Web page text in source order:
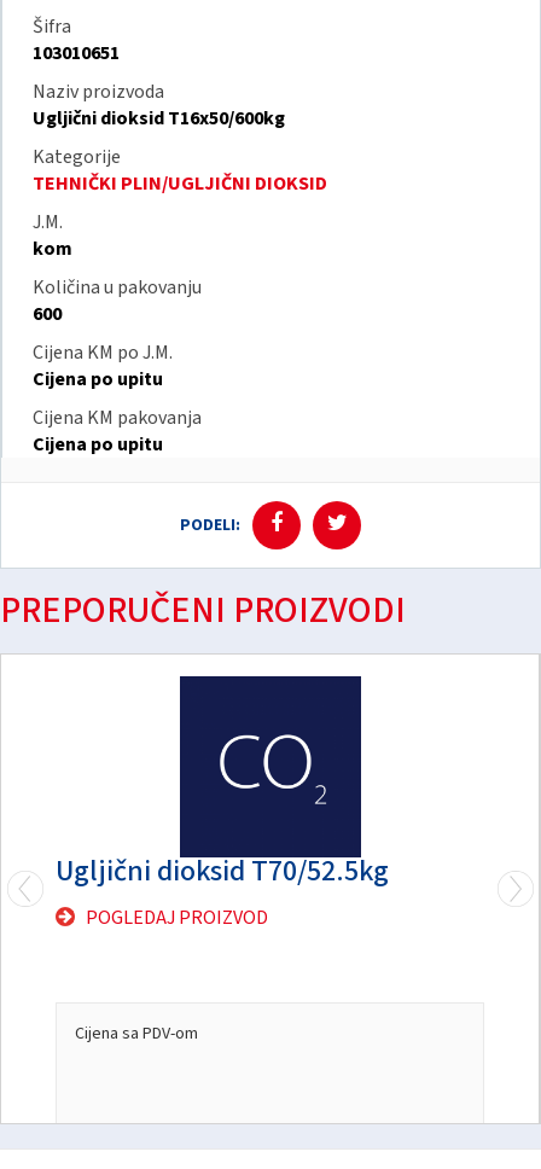
Šifra
103010651
Naziv proizvoda
Ugljični dioksid T16x50/600kg
Kategorije
TEHNIČKI PLIN/UGLJIČNI DIOKSID
J.M.
kom
Količina u pakovanju
600
Cijena KM po J.M.
Cijena po upitu
Cijena KM pakovanja
Cijena po upitu
PODELI:
PREPORUČENI PROIZVODI
Ugljični dioksid T70/52.5kg
POGLEDAJ PROIZVOD
Cijena sa PDV-om